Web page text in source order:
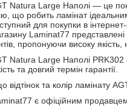
Natura Large Наполі — це
що робить ламінат
для покупки в
Laminat77
пропонуючи високу якість,
Natura Large Наполі PRK302
та довгий термін гарантії.
відтінок та колір ламінату
є офіційним продавцем